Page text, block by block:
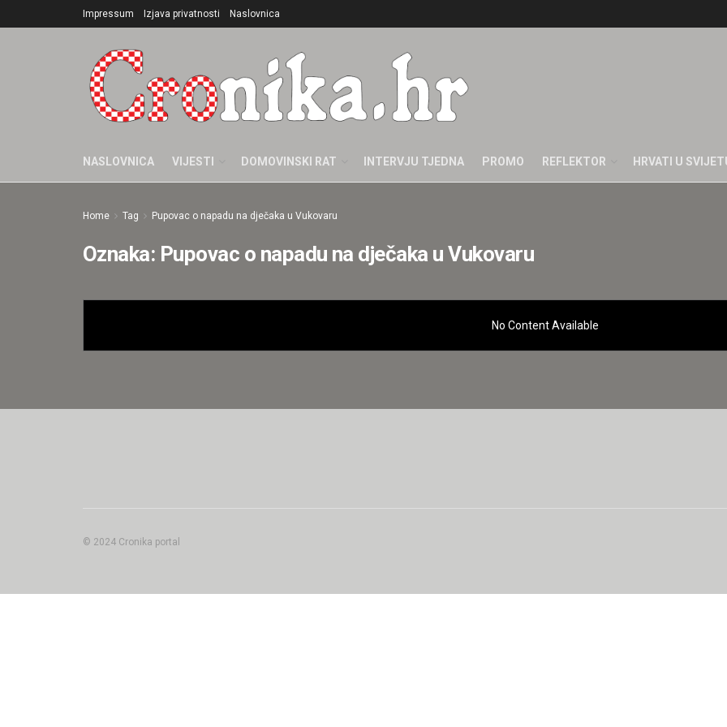
Impressum Izjava privatnosti Naslovnica
NASLOVNICA VIJESTI DOMOVINSKI RAT INTERVJU TJEDNA PROMO REFLEKTOR HRVATI U
Home Tag Pupovac o napadu na dječaka u Vukovaru
Oznaka: Pupovac o napadu na dječaka u Vukovaru
No Content Available
© 2024 Cronika portal